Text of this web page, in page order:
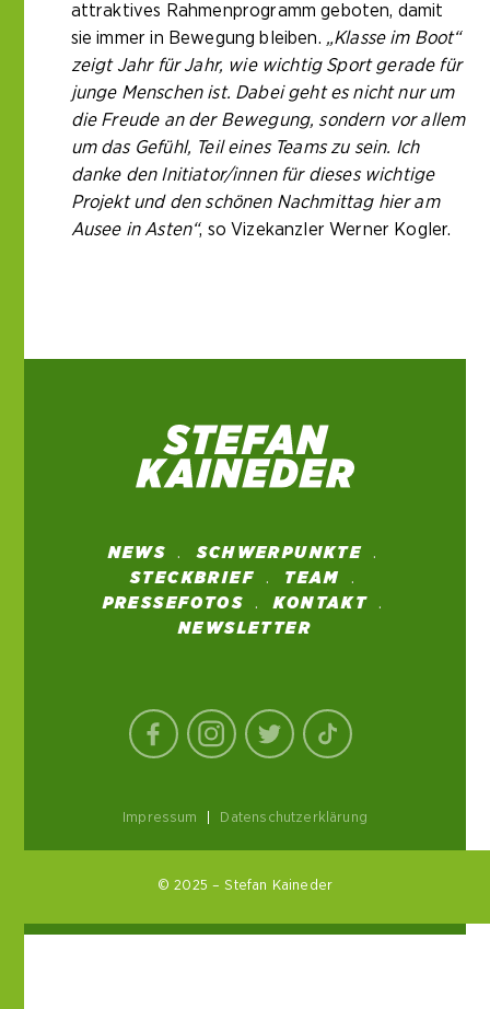
attraktives Rahmenprogramm geboten, damit
sie immer in Bewegung bleiben. „Klasse im Boot“
zeigt Jahr für Jahr, wie wichtig Sport gerade für
junge Menschen ist. Dabei geht es nicht nur um
die Freude an der Bewegung, sondern vor allem
um das Gefühl, Teil eines Teams zu sein. Ich
danke den Initiator/innen für dieses wichtige
Projekt und den schönen Nachmittag hier am
Ausee in Asten“, so Vizekanzler Werner Kogler.
NEWS
SCHWERPUNKTE
STECKBRIEF
TEAM
PRESSEFOTOS
KONTAKT
NEWSLETTER
Impressum Datenschutzerklärung
© 2025 – Stefan Kaineder